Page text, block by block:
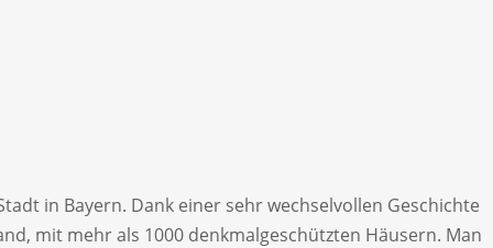
in Bayern. Dank einer sehr wechselvollen Geschichte
mit mehr als 1000 denkmalgeschützten Häusern. Man